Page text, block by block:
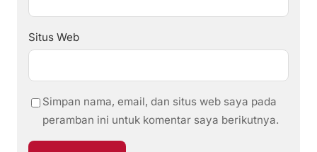
Situs Web
Simpan nama, email, dan situs web saya pada
peramban ini untuk komentar saya berikutnya.